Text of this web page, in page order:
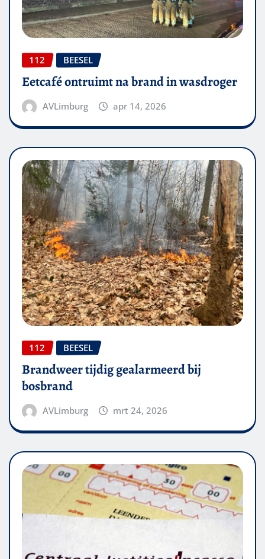
112 BEESEL
Eetcafé ontruimt na brand in wasdroger
AVLimburg apr 14, 2026
112 BEESEL
Brandweer tijdig gealarmeerd bij
bosbrand
AVLimburg mrt 24, 2026